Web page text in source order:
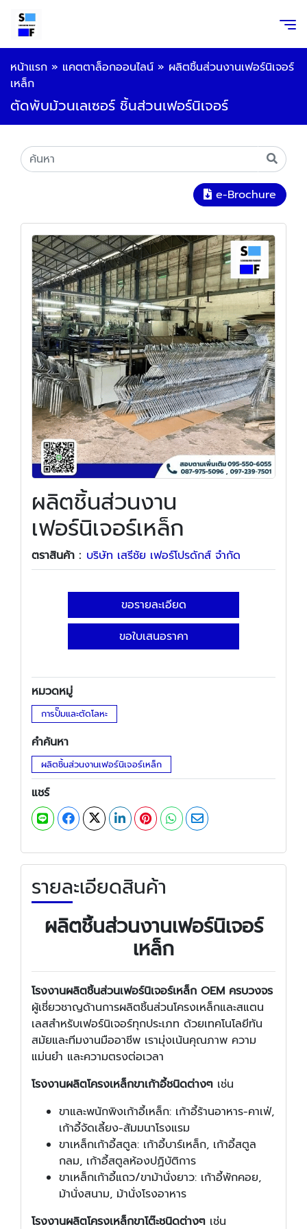
หน้าแรก » แคตตาล็อกออนไลน์ » ผลิตชิ้นส่วนงานเฟอร์นิเจอร์
เหล็ก
ตัดพับม้วนเลเซอร์ ชิ้นส่วนเฟอร์นิเจอร์
e-Brochure
ผลิตชิ้นส่วนงาน
เฟอร์นิเจอร์เหล็ก
ตราสินค้า : บริษัท เสรีชัย เฟอร์โปรดักส์ จำกัด
ขอรายละเอียด
ขอใบเสนอราคา
หมวดหมู่
การปั๊มและตัดโลหะ
คำค้นหา
ผลิตชิ้นส่วนงานเฟอร์นิเจอร์เหล็ก
แชร์
รายละเอียดสินค้า
ผลิตชิ้นส่วนงานเฟอร์นิเจอร์
เหล็ก
โรงงานผลิตชิ้นส่วนเฟอร์นิเจอร์เหล็ก OEM ครบวงจร
ผู้เชี่ยวชาญด้านการผลิตชิ้นส่วนโครงเหล็กและสแตน
เลสสำหรับเฟอร์นิเจอร์ทุกประเภท ด้วยเทคโนโลยีทัน
สมัยและทีมงานมืออาชีพ เรามุ่งเน้นคุณภาพ ความ
แม่นยำ และความตรงต่อเวลา
โรงงานผลิตโครงเหล็กขาเก้าอี้ชนิดต่างๆ เช่น
ขาและพนักพิงเก้าอี้เหล็ก: เก้าอี้ร้านอาหาร-คาเฟ่,
เก้าอี้จัดเลี้ยง-สัมมนาโรงแรม
ขาเหล็กเก้าอี้สตูล: เก้าอี้บาร์เหล็ก, เก้าอี้สตูล
กลม, เก้าอี้สตูลห้องปฏิบัติการ
ขาเหล็กเก้าอี้แถว/ขาม้านั่งยาว: เก้าอี้พักคอย,
ม้านั่งสนาม, ม้านั่งโรงอาหาร
โรงงานผลิตโครงเหล็กขาโต๊ะชนิดต่างๆ เช่น